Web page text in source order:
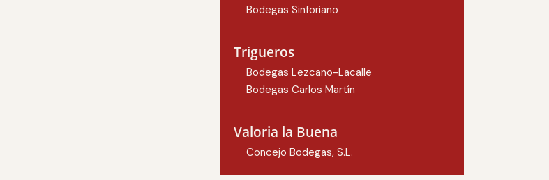
Bodegas Sinforiano
Trigueros
Bodegas Lezcano-Lacalle
Bodegas Carlos Martín
Valoria la Buena
Concejo Bodegas, S.L.